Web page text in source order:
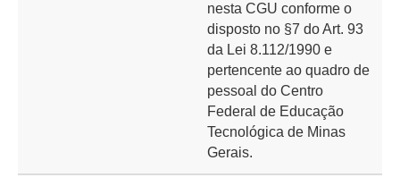
nesta CGU conforme o
disposto no §7 do Art. 93
da Lei 8.112/1990 e
pertencente ao quadro de
pessoal do Centro
Federal de Educação
Tecnológica de Minas
Gerais.